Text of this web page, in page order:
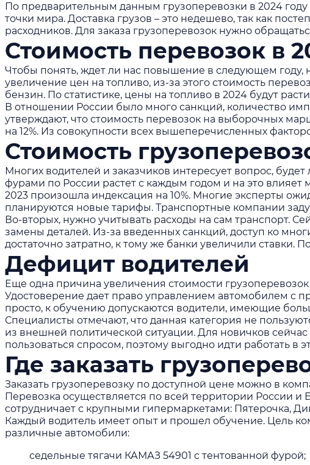
По предварительным данным грузоперевозки в 2024
точки мира. Доставка грузов – это недешево, так как
расходников. Для заказа грузоперевозок нужно
Стоимость перевозок в
Чтобы понять, ждет ли нас повышение в следующем
увеличение цен на топливо, из-за этого стоимость
бензин. По статистике, цены на топливо в 2024 будут
В отношении России было много санкций, количество
утверждают, что стоимость перевозок на выборочных
на 12%. Из совокупности всех вышеперечисленных
Стоимость
Многих водителей и заказчиков интересует вопрос,
фурами по России растет с каждым годом и на это
2023 произошла индексация на 10%. Многие эксперты
планируются новые тарифы. Транспортные компании
Во-вторых, нужно учитывать расходы на сам транспорт.
замены деталей. Из-за введенных санкций, доступ ко
достаточно затратно, к тому же банки увеличили ставки.
Дефицит водителей
Еще одна причина увеличения стоимости
Удостоверение дает право управлением автомобилем с
просто, к обучению допускаются водители, имеющие
Специалисты отмечают, что данная категория не
из внешней политической ситуации. Для новичков
пользоваться спросом, поэтому выгодно идти работать в
Где заказать
Заказать грузоперевозку по доступной цене можно в
Перевозка осуществляется по всей территории России и
сотрудничает с крупными гипермаркетами: Пятерочка,
Каждый водитель имеет опыт и прошел обучение. Цель
различные автомобили:
седельные тягачи КАМАЗ 54901 с тентованной фурой;